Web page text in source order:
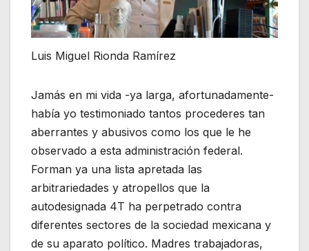
Luis Miguel Rionda Ramírez
Jamás en mi vida -ya larga, afortunadamente-
había yo testimoniado tantos procederes tan
aberrantes y abusivos como los que le he
observado a esta administración federal.
Forman ya una lista apretada las
arbitrariedades y atropellos que la
autodesignada 4T ha perpetrado contra
diferentes sectores de la sociedad mexicana y
de su aparato político. Madres trabajadoras,